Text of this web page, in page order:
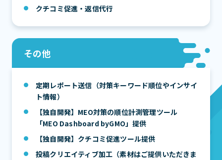
クチコミ促進・返信代行
その他
定期レポート送信（対策キーワード順位やインサイ
ト情報）
【独自開発】MEO対策の順位計測管理ツール
「MEO Dashboard byGMO」提供
【独自開発】クチコミ促進ツール提供
投稿クリエイティブ加工（素材はご提供いただきま